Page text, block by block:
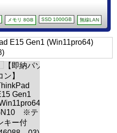
メモリ 8GB SSD 1000GB 無線LAN